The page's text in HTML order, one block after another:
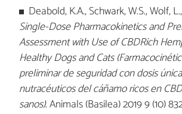
Deabold, K.A., Schwark, W.S., Wolf,
Single-Dose Pharmacokinetics and
Assessment with Use of CBDRich
Healthy Dogs and Cats
preliminar de seguridad con dosis
nutracéuticos del cáñamo ricos en
sanos). Animals (Basilea) 2019 9 (10)